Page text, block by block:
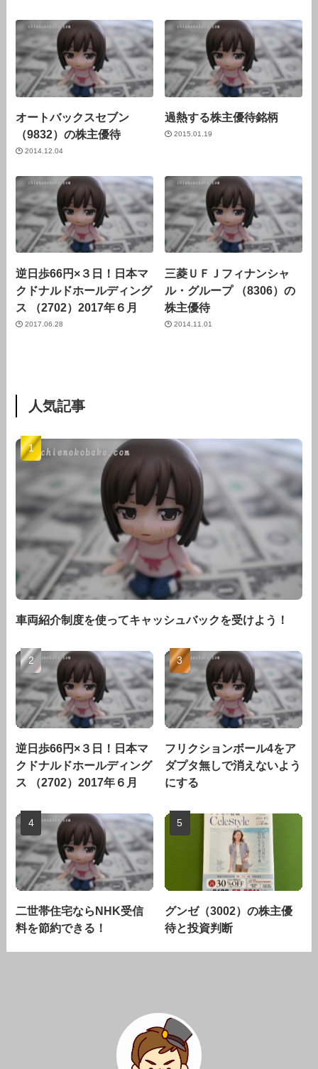
オートバックスセブン
（9832）の株主優待
2014.12.04
過熱する株主優待銘柄
2015.01.19
逆日歩66円×３日！日本マ
クドナルドホールディング
ス （2702）2017年６月
2017.06.28
三菱ＵＦＪフィナンシャ
ル・グループ （8306）の
株主優待
2014.11.01
人気記事
車両紹介制度を使ってキャッシュバックを受けよう！
逆日歩66円×３日！日本マ
クドナルドホールディング
ス （2702）2017年６月
フリクションボール4をア
ダプタ無しで消えないよう
にする
二世帯住宅ならNHK受信
料を節約できる！
グンゼ（3002）の株主優
待と投資判断